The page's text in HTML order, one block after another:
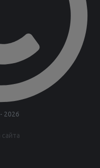
2026
сайта